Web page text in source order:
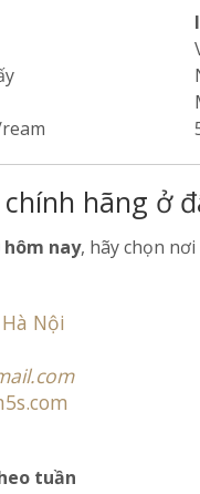
hãng ở
hôm nay, hãy chọn
Nội
tuần